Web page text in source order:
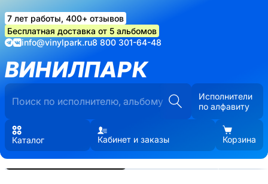
7 лет работы, 400+ отзывов
Бесплатная доставка от 5 альбомов
info@vinylpark.ru8 800 301-64-48
ВИНИЛПАРК
Исполнители
по алфавиту
Каталог Кабинет и заказы Корзина
Реальные фото пластинки.
Нажмите, чтобы увеличить